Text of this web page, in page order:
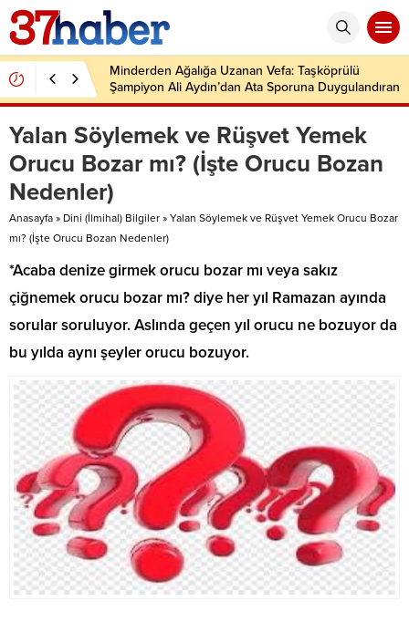
Minderden Ağalığa Uzanan Vefa: Taşköprülü
Şampiyon Ali Aydın’dan Ata Sporuna Duygulandıran
Dönüş
Yalan Söylemek ve Rüşvet Yemek
Orucu Bozar mı? (İşte Orucu Bozan
Nedenler)
Anasayfa » Dini (İlmihal) Bilgiler » Yalan Söylemek ve Rüşvet Yemek Orucu Bozar
mı? (İşte Orucu Bozan Nedenler)
*Acaba denize girmek orucu bozar mı veya sakız
çiğnemek orucu bozar mı? diye her yıl Ramazan ayında
sorular soruluyor. Aslında geçen yıl orucu ne bozuyor da
bu yılda aynı şeyler orucu bozuyor.